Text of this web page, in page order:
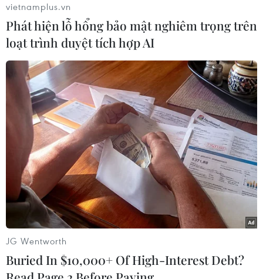
TIN CÙNG CHUYÊN MỤC
Iran và Oman thống nhất mở lại eo
biển Hormuz trong 60 ngày
06/08/2026 12:25
Israel thử nghiệm tên lửa Arrow giữa
lúc căng thẳng khu vực leo thang
06/08/2026 11:17
Iran cảnh báo đáp trả nhằm vào hạ
tầng năng lượng khu vực nếu bị tấn
06/08/2026 04:37
vietnamplus.vn
Phát hiện lỗ hổng bảo mật nghiêm trọng trên
loạt trình duyệt tích hợp AI
JG Wentworth
Buried In $10,000+ Of High-Interest Debt?